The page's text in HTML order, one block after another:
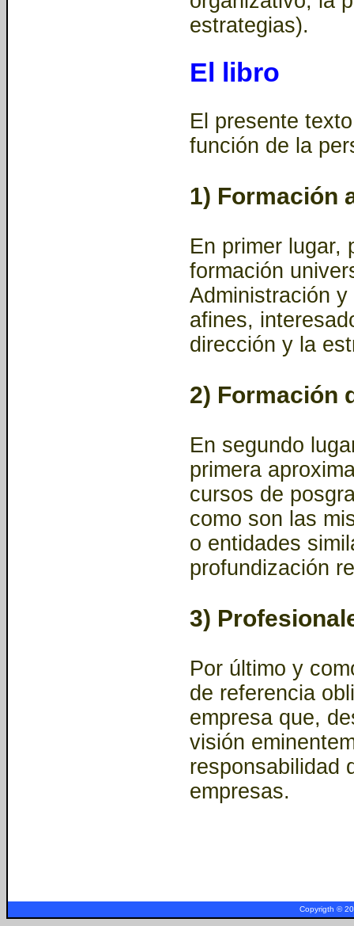
estrategias).
El libro
El presente
función de la
1) Formación
En primer lugar,
formación
Administración
afines,
dirección y la
2) Formación
En segundo
primera
cursos de
como son las
o entidades
profundización
3)
Por último y
de referencia
empresa que,
visión
responsabilidad
empresas.
Copyrigth ©